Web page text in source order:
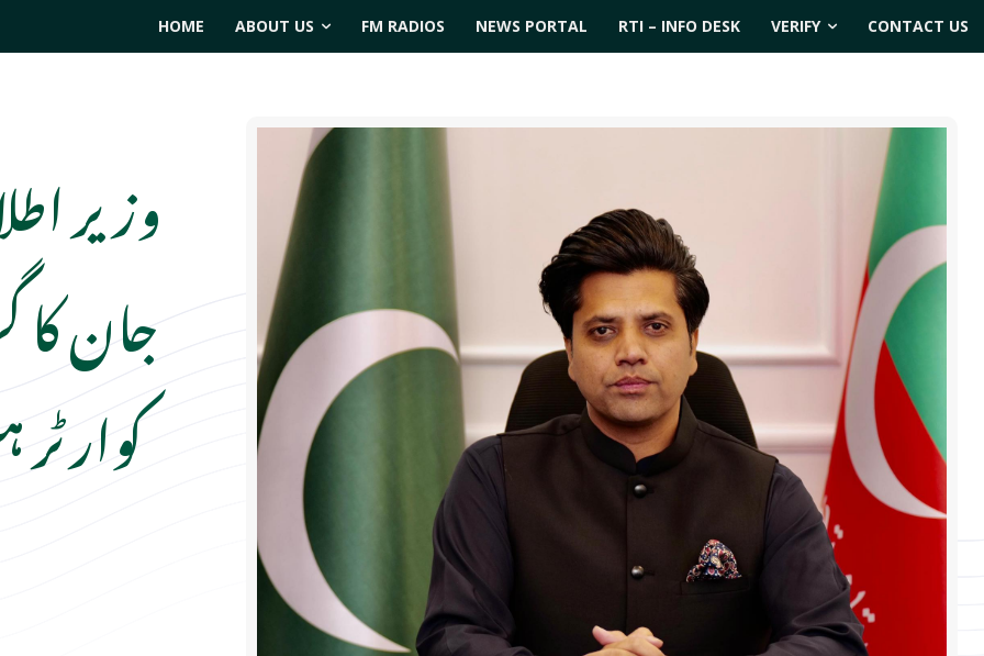
HOME ABOUT US FM RADIOS NEWS PORTAL RTI – INFO DESK VERIFY CONTACT US
وزیر
جان